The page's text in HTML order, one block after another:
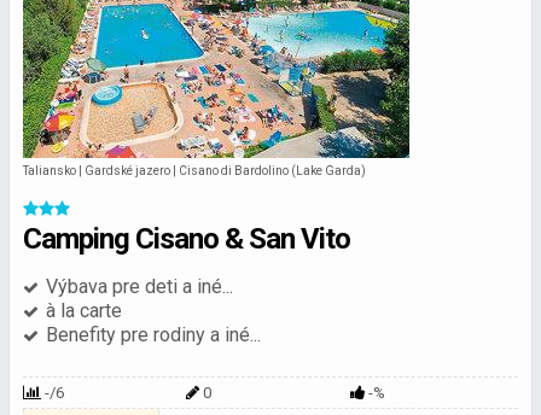
Taliansko | Gardské jazero | Cisano di Bardolino (Lake Garda)
Camping Cisano & San Vito
Výbava pre deti a iné...
à la carte
Benefity pre rodiny a iné...
-/6 0
-%